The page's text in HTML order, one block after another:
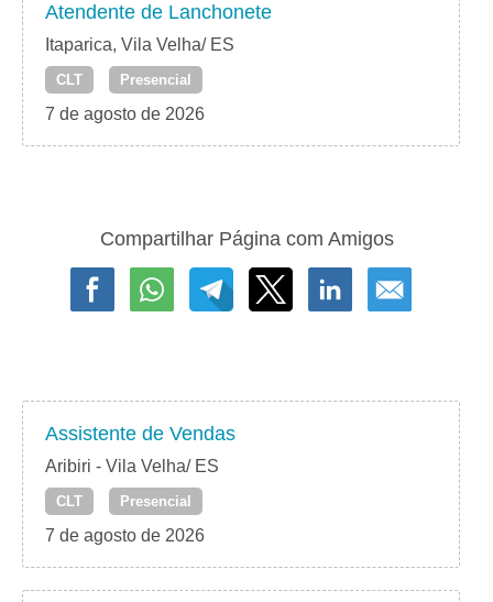
Atendente de Lanchonete
Itaparica, Vila Velha/ ES
CLT Presencial
7 de agosto de 2026
Compartilhar Página com Amigos
Assistente de Vendas
Aribiri - Vila Velha/ ES
CLT Presencial
7 de agosto de 2026